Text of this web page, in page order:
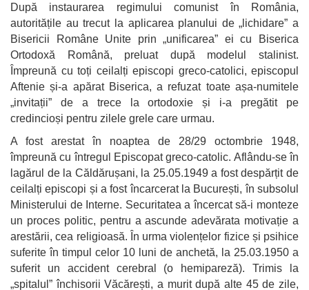
După instaurarea regimului comunist în România,
autoritățile au trecut la aplicarea planului de „lichidare” a
Bisericii Române Unite prin „unificarea” ei cu Biserica
Ortodoxă Română, preluat după modelul stalinist.
Împreună cu toți ceilalți episcopi greco-catolici, episcopul
Aftenie și-a apărat Biserica, a refuzat toate așa-numitele
„invitații” de a trece la ortodoxie și i-a pregătit pe
credincioși pentru zilele grele care urmau.
A fost arestat în noaptea de 28/29 octombrie 1948,
împreună cu întregul Episcopat greco-catolic. Aflându-se în
lagărul de la Căldărușani, la 25.05.1949 a fost despărțit de
ceilalți episcopi și a fost încarcerat la București, în subsolul
Ministerului de Interne. Securitatea a încercat să-i monteze
un proces politic, pentru a ascunde adevărata motivație a
arestării, cea religioasă. În urma violențelor fizice și psihice
suferite în timpul celor 10 luni de anchetă, la 25.03.1950 a
suferit un accident cerebral (o hemipareză). Trimis la
„spitalul” închisorii Văcărești, a murit după alte 45 de zile,